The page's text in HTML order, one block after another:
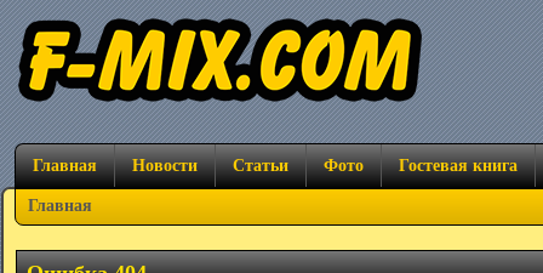
Главная Новости Статьи Фото Гостевая книга
Главная